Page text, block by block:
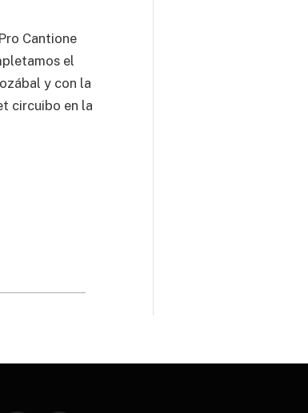
Cantione
el
y con la
circuibo en la